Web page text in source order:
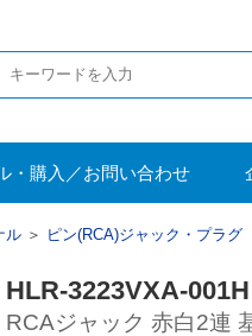
・購入／お問い合わせ
ル ＞ ピン(RCA)ジャック・プラグ
HLR-3223VXA-001H
RCAジャック 赤白2連